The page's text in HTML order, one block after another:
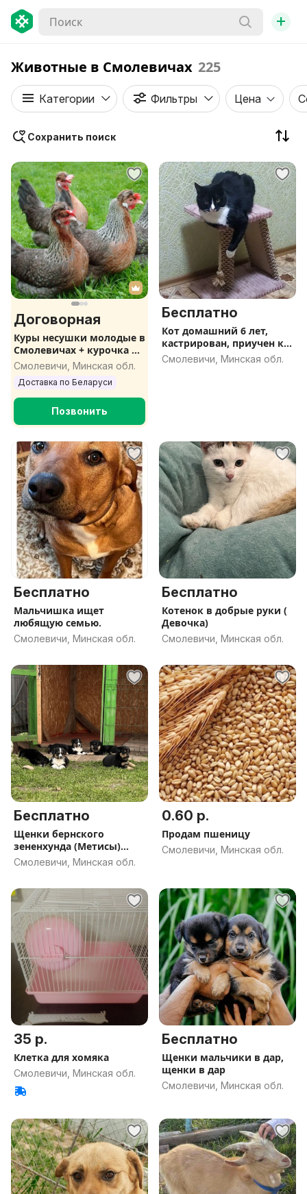
+
Животные в Смолевичах 225
Категории Фильтры Цена
Сохранить поиск
Договорная
Куры несушки молодые в
Смолевичах + курочка в
подарок
Смолевичи, Минская обл.
Доставка по Беларуси
Позвонить
Бесплатно
Кот домашний 6 лет,
кастрирован, приучен к
лотку
Смолевичи, Минская обл.
Бесплатно
Мальчишка ищет
любящую семью.
Смолевичи, Минская обл.
Бесплатно
Котенок в добрые руки (
Девочка)
Смолевичи, Минская обл.
Бесплатно
Щенки бернского
зененхунда (Метисы)
(ДЕВОЧКИ)
Смолевичи, Минская обл.
0.60 р.
Продам пшеницу
Смолевичи, Минская обл.
35 р.
Клетка для хомяка
Смолевичи, Минская обл.
Бесплатно
Щенки мальчики в дар,
щенки в дар
Смолевичи, Минская обл.